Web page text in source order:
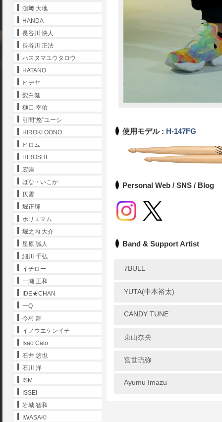
使用モデル : H-147FG
Personal Web / SNS / Blog
Band & Support Artist
7BULL
YUTA(中本裕太)
CANDY TUNE
東山奈央
宮世琉弥
Ayumu Imazu
濵﨑 大地
HANDA
長谷川 快人
長谷川 正法
ハスヌマユウタロウ
HATANO
ヒデヤ
髭白健
樋口 幸佑
引間“悠”ユーシ
HIROKI OONO
ヒロム
HIROSHI
宏崇
ほな・いこか
仄雲
堀正輝
ホリエマム
堀之内 大介
星原 誠人
細川 千弘
イチロー
一瀬 正和
IDE★CHAN
一Q
今村 舞
イノウエケンイチ
Isao Cato
石井 悠也
石川 洋
ISM
ISSEI
岩城 智和
IWASAKI